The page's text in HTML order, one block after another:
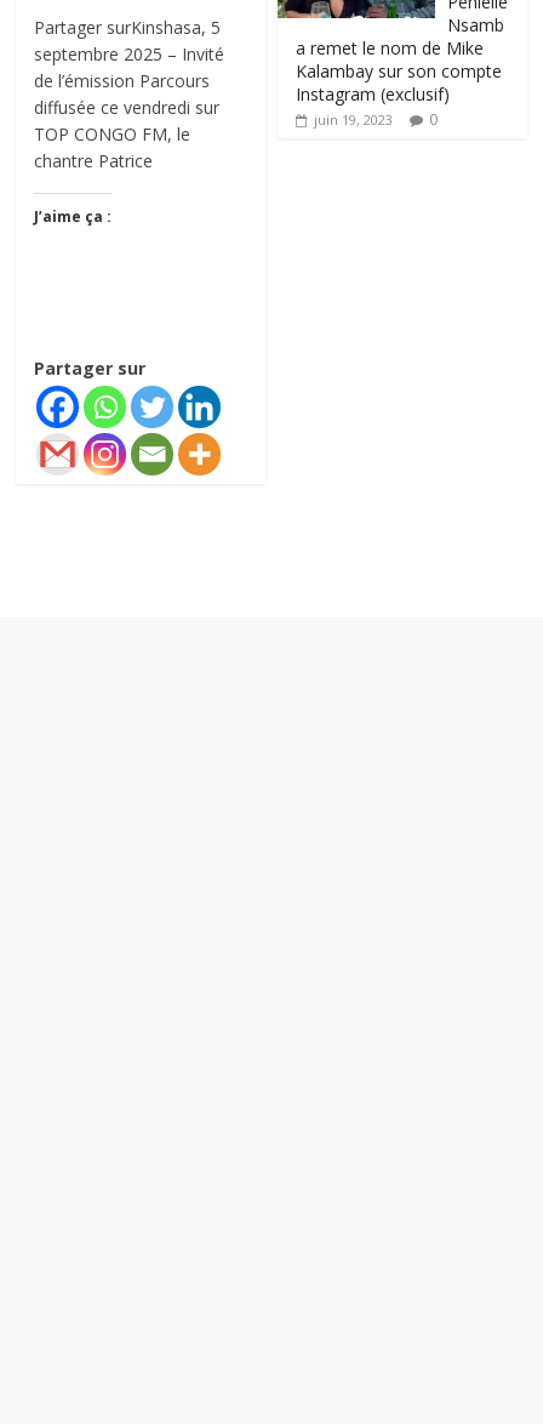
Partager surKinshasa, 5
septembre 2025 – Invité
de l’émission Parcours
diffusée ce vendredi sur
TOP CONGO FM, le
chantre Patrice
J’aime ça :
Partager sur
Nsamb
a remet le nom de Mike
Kalambay sur son compte
Instagram (exclusif)
juin 19, 2023 0